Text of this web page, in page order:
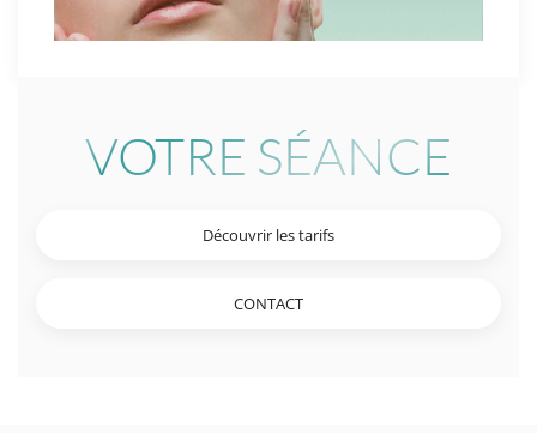
VOTRE SÉANCE
Découvrir les tarifs
CONTACT